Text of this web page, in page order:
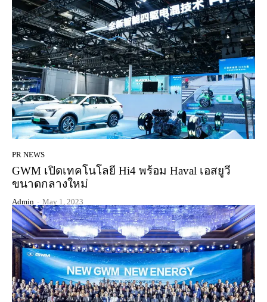
PR NEWS
GWM เปิดเทคโนโลยี Hi4 พร้อม Haval เอสยูวี
ขนาดกลางใหม่
Admin - May 1, 2023